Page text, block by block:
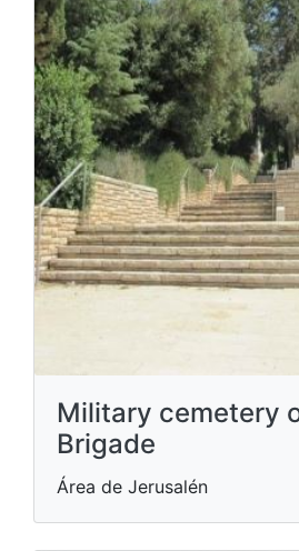
Military cemetery
Brigade
Área de Jerusalén